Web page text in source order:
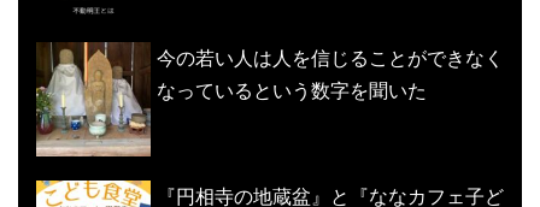
今の若い人は人を信じることができなく
なっているという数字を聞いた
『円相寺の地蔵盆』と『ななカフェ子ど